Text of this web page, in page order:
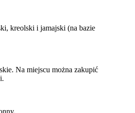
kreolski i jamajski (na bazie
Na miejscu można zakupić